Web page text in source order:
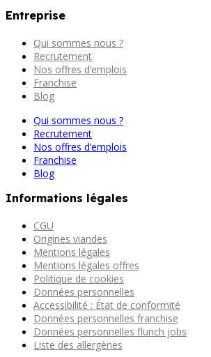
Entreprise
Qui sommes nous ?
Recrutement
Nos offres d’emplois
Franchise
Blog
Qui sommes nous ?
Recrutement
Nos offres d’emplois
Franchise
Blog
Informations légales
CGU
Origines viandes
Mentions légales
Mentions légales offres
Politique de cookies
Données personnelles
Accessibilité : État de conformité
Données personnelles franchise
Données personnelles flunch jobs
Liste des allergènes